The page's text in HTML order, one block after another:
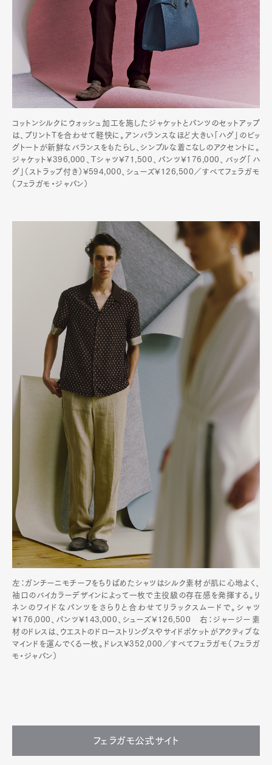
コットンシルクにウォッシュ加工を施したジャケットとパンツのセットアップ
は、プリントTを合わせて軽快に。アンバランスなほど大きい「ハグ」のビッ
グトートが新鮮なバランスをもたらし、シンプルな着こなしのアクセントに。
ジャケット¥396,000、Tシャツ¥71,500、パンツ¥176,000、バッグ「ハ
グ」（ストラップ付き）¥594,000、シューズ¥126,500／すべてフェラガモ
（フェラガモ・ジャパン）
左：ガンチーニモチーフをちりばめたシャツはシルク素材が肌に心地よく、
袖口のバイカラーデザインによって一枚で主役級の存在感を発揮する。リ
ネンのワイドなパンツをさらりと合わせてリラックスムードで。シャツ
¥176,000、パンツ¥143,000、シューズ¥126,500 右：ジャージー素
材のドレスは、ウエストのドローストリングスやサイドポケットがアクティブな
マインドを運んでくる一枚。ドレス¥352,000／すべてフェラガモ（フェラガ
モ・ジャパン）
フェラガモ公式サイト